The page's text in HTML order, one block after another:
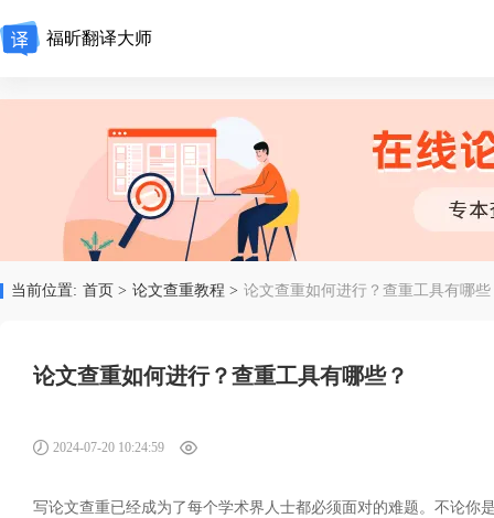
福昕翻译大师
当前位置: 首页 > 论文查重教程 > 论文查重如何进行？查重工具有哪些
论文查重如何进行？查重工具有哪些？
2024-07-20 10:24:59
写论文查重已经成为了每个学术界人士都必须面对的难题。不论